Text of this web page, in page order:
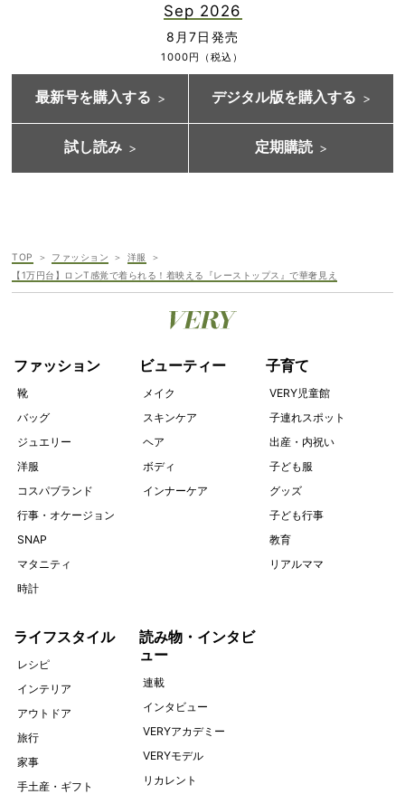
Sep 2026
8月7日発売
1000円（税込）
最新号を購入する デジタル版を購入する
試し読み 定期購読
TOP ファッション
洋服
【1万円台】ロンT感覚で着られる！着映える『レーストップス』で華奢見え
ファッション
靴
バッグ
ジュエリー
洋服
コスパブランド
行事・オケージョン
SNAP
マタニティ
時計
ビューティー
メイク
スキンケア
ヘア
ボディ
インナーケア
子育て
VERY児童館
子連れスポット
出産・内祝い
子ども服
グッズ
子ども行事
教育
リアルママ
ライフスタイル
レシピ
インテリア
アウトドア
旅行
家事
手土産・ギフト
読み物・インタビ
ュー
連載
インタビュー
VERYアカデミー
VERYモデル
リカレント